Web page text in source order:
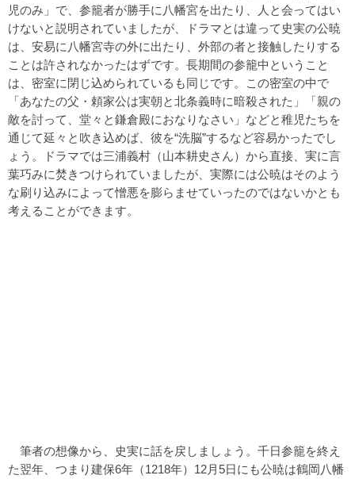
児のみ」で、参籠者が勝手に八幡宮を出たり、人と会ってはい
けないと説明されていましたが、ドラマとは違って史実の公暁
は、安易に八幡宮寺の外に出たり、外部の者と接触したりする
ことは許されなかったはずです。長期間の参籠中ということ
は、密室に閉じ込められているも同じです。この密室の中で
「あなたの父・頼家公は実朝と北条義時に暗殺された」「親の
敵を討って、堂々と鎌倉殿におなりなさい」などと稚児たちを
通じて延々と吹き込めば、彼を“洗脳”するなど容易かったでし
ょう。ドラマでは三浦義村（山本耕史さん）から直接、実に言
葉巧みに焚きつけられていましたが、実際には公暁はそのよう
な刷り込みによって憎悪を膨らませていったのではないかとも
考えることができます。
筆者の想像から、史実に話を戻しましょう。千日参籠を終え
た翌年、つまり建保6年（1218年）12月5日にも公暁は鶴岡八幡